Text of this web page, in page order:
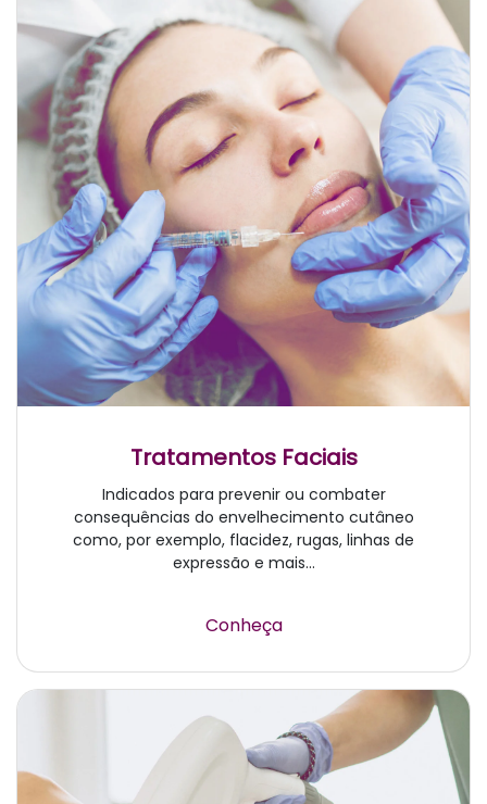
Tratamentos Faciais
Indicados para prevenir ou combater
consequências do envelhecimento cutâneo
como, por exemplo, flacidez, rugas, linhas de
expressão e mais...
Conheça